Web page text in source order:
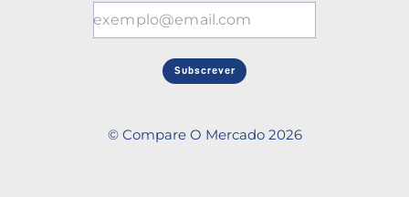
Subscrever
© Compare O Mercado 2026